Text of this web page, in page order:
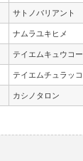
サトノバリアント
ナムラユキヒメ
テイエムキュウコー
テイエムチュラッコ
カシノタロン